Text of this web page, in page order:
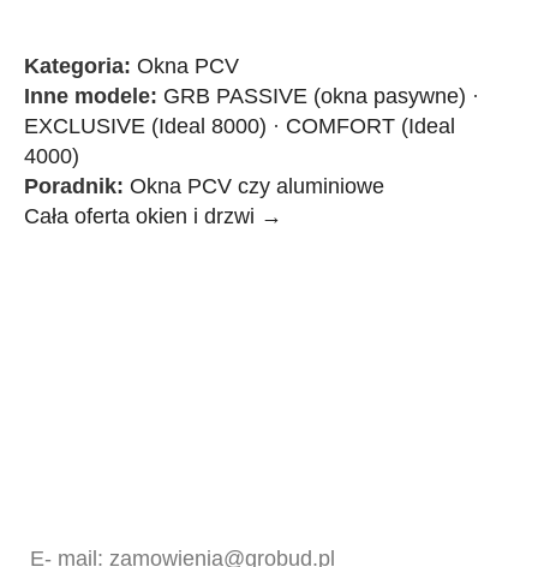
Kategoria: Okna PCV
Inne modele: GRB PASSIVE (okna pasywne) ·
EXCLUSIVE (Ideal 8000) · COMFORT (Ideal
4000)
Poradnik: Okna PCV czy aluminiowe
Cała oferta okien i drzwi →
E- mail: zamowienia@grobud.pl